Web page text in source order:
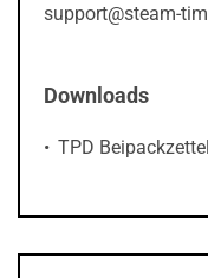
support@steam-
Downloads
TPD Beipackzettel